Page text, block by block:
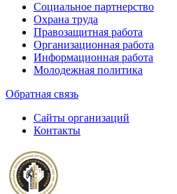
Социальное партнерство
Охрана труда
Правозащитная работа
Организационная работа
Информационная работа
Молодежная политика
Обратная связь
Сайты организаций
Контакты